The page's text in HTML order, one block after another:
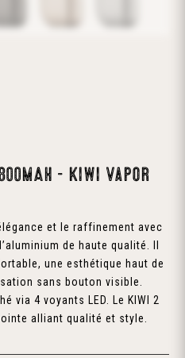
– Kiwi Vapor
et le raffinement avec
de haute qualité. Il
une esthétique haut de
sans bouton visible.
via 4 voyants LED. Le KIWI 2
alliant qualité et style.